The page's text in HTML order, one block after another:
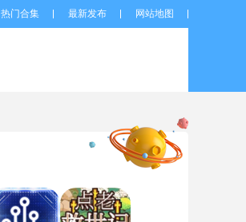
热门合集 最新发布 网站地图